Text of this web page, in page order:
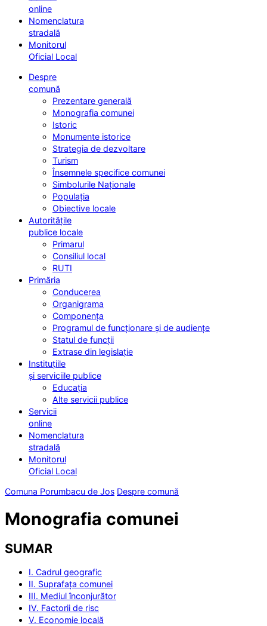
online
Nomenclatura
stradală
Monitorul
Oficial Local
Despre
comună
Prezentare generală
Monografia comunei
Istoric
Monumente istorice
Strategia de dezvoltare
Turism
Însemnele specifice comunei
Simbolurile Naționale
Populația
Obiective locale
Autoritățile
publice locale
Primarul
Consiliul local
RUTI
Primăria
Conducerea
Organigrama
Componența
Programul de funcționare și de audiențe
Statul de funcții
Extrase din legislație
Instituțiile
și serviciile publice
Educația
Alte servicii publice
Servicii
online
Nomenclatura
stradală
Monitorul
Oficial Local
Comuna Porumbacu de Jos Despre comună
Monografia comunei
SUMAR
I. Cadrul geografic
II. Suprafața comunei
III. Mediul înconjurător
IV. Factorii de risc
V. Economie locală